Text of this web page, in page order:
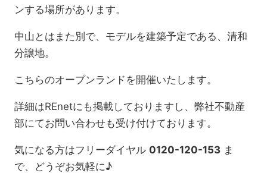
ンする場所があります。
中山とはまた別で、モデルを建築予定である、清和
分譲地。
こちらのオープンランドを開催いたします。
詳細はREnetにも掲載しておりますし、弊社不動産
部にてお問い合わせも受け付けております。
気になる方はフリーダイヤル 0120-120-153 ま
で、どうぞお気軽に♪